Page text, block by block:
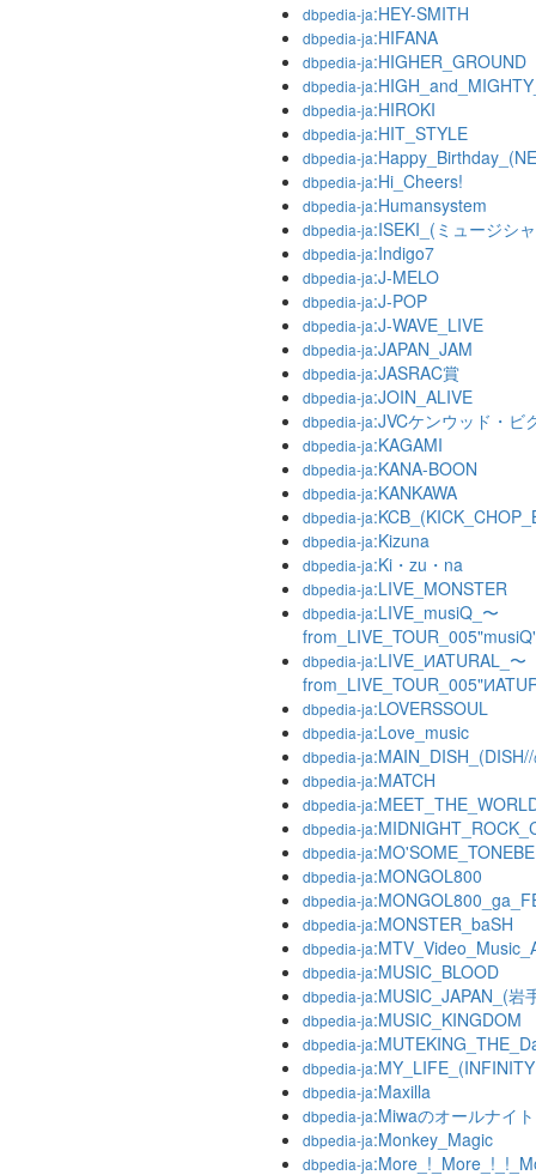
dbpedia-ja:HEY-SMITH
dbpedia-ja:HIFANA
dbpedia-ja:HIGHER_GROUND
dbpedia-ja
dbpedia-ja:HIROKI
dbpedia-ja:HIT_STYLE
dbpedia-ja
dbpedia-ja:Hi_Cheers!
dbpedia-ja:Humansystem
dbpedia-ja:ISEKI_(ミュージシ
dbpedia-ja:Indigo7
dbpedia-ja:J-MELO
dbpedia-ja:J-POP
dbpedia-ja:J-WAVE_LIVE
dbpedia-ja:JAPAN_JAM
dbpedia-ja:JASRAC賞
dbpedia-ja:JOIN_ALIVE
dbpedia-ja:JVCケンウッド・ビ
dbpedia-ja:KAGAMI
dbpedia-ja:KANA-BOON
dbpedia-ja:KANKAWA
dbpedia-ja
dbpedia-ja:Kizuna
dbpedia-ja:Ki・zu・na
dbpedia-ja:LIVE_MONSTER
dbpedia-ja:LIVE_musiQ_〜
dbpedia-ja:LIVE_ИATURAL_〜
dbpedia-ja:LOVERSSOUL
dbpedia-ja:Love_music
dbpedia-ja
dbpedia-ja:MATCH
dbpedia-ja
dbpedia-ja
dbpedia-ja
dbpedia-ja:MONGOL800
dbpedia-ja
dbpedia-ja:MONSTER_baSH
dbpedia-ja
dbpedia-ja:MUSIC_BLOOD
dbpedia-ja:MUSIC_JAPAN_(岩
dbpedia-ja:MUSIC_KINGDOM
dbpedia-ja
dbpedia-ja
dbpedia-ja:Maxilla
dbpedia-ja:Miwaのオールナイ
dbpedia-ja:Monkey_Magic
dbpedia-ja